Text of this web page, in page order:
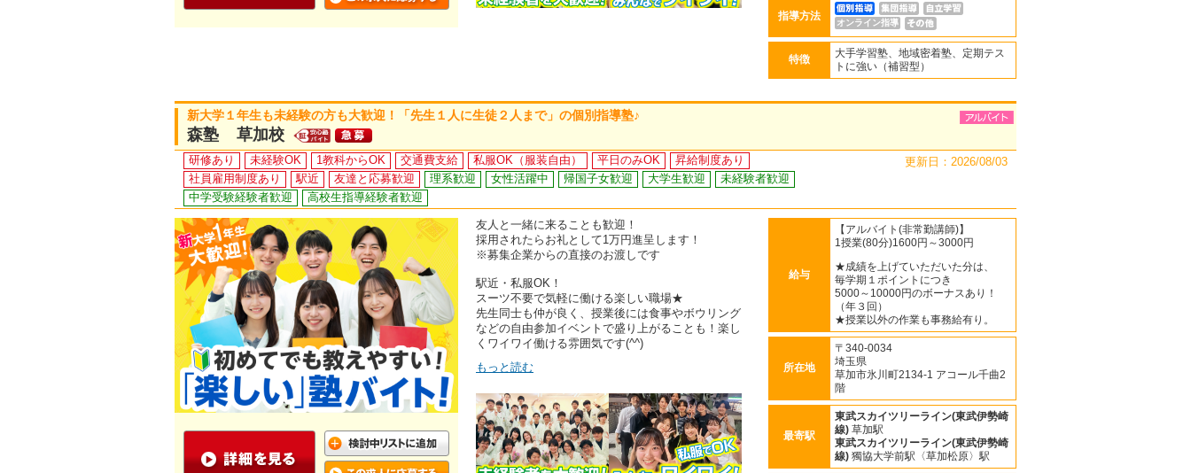
指導方法
オンライン指導
特徴
大手学習塾、地域密着塾、定期テス
トに強い（補習型）
新大学１年生も未経験の方も大歓迎！「先生１人に生徒２人まで」の個別指導塾♪
森塾 草加校
研修あり 未経験OK 1教科からOK 交通費支給 私服OK（服装自由） 平日のみOK
昇給制度あり
社員雇用制度あり
駅近 友達と応募歓迎 理系歓迎 女性活躍中 帰国子女歓迎 大学生歓迎
未経験者歓迎
中学受験経験者歓迎
高校生指導経験者歓迎
更新日：2026/08/03
友人と一緒に来ることも歓迎！
採用されたらお礼として1万円進呈します！
※募集企業からの直接のお渡しです
駅近・私服OK！
スーツ不要で気軽に働ける楽しい職場★
先生同士も仲が良く、授業後には食事やボウリング
などの自由参加イベントで盛り上がることも！楽し
くワイワイ働ける雰囲気です(^^)
もっと読む
給与
【アルバイト(非常勤講師)】
1授業(80分)1600円～3000円
★成績を上げていただいた分は、
毎学期１ポイントにつき
5000～10000円のボーナスあり！
（年３回）
★授業以外の作業も事務給有り。
所在地
〒340-0034
埼玉県
草加市氷川町2134-1 アコール千曲2
階
最寄駅
東武スカイツリーライン(東武伊勢崎
線) 草加駅
東武スカイツリーライン(東武伊勢崎
線) 獨協大学前駅〈草加松原〉駅